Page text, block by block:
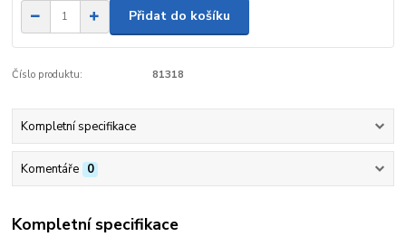
Přidat do košíku
Číslo produktu: 81318
Kompletní specifikace
Komentáře 0
Kompletní specifikace